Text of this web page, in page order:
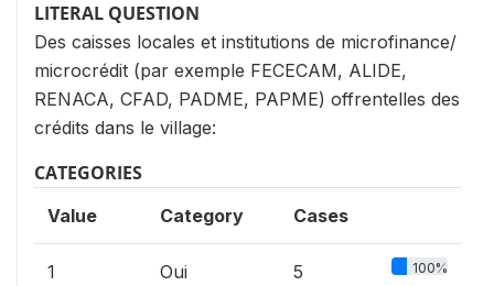
LITERAL QUESTION
Des caisses locales et institutions de microfinance/
microcrédit (par exemple FECECAM, ALIDE,
RENACA, CFAD, PADME, PAPME) offrentelles des
crédits dans le village:
CATEGORIES
Value Category Cases
1 Oui 5 100%